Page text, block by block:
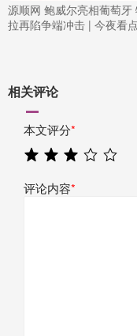
源顺网 鲍威尔亮相葡萄牙
拉再陷争端冲击 | 今夜看点
相关评论
本文评分*
评论内容*